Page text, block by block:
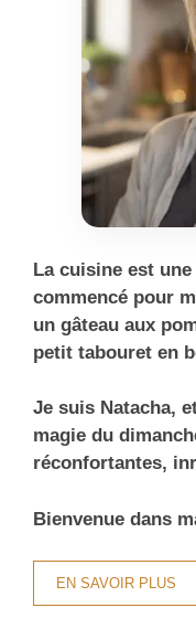
La cuisine est
commencé pour
un gâteau aux
petit tabouret en
Je suis Natacha,
magie du
réconfortantes,
Bienvenue dans
EN SAVOIR PLUS